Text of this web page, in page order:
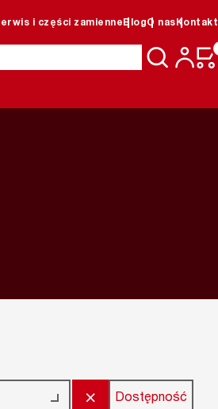
i części zamienne BlogO nas Kontakt
× Dostępność